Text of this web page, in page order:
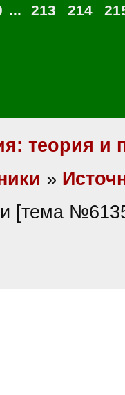
... 213 214
теория и
»
[тема